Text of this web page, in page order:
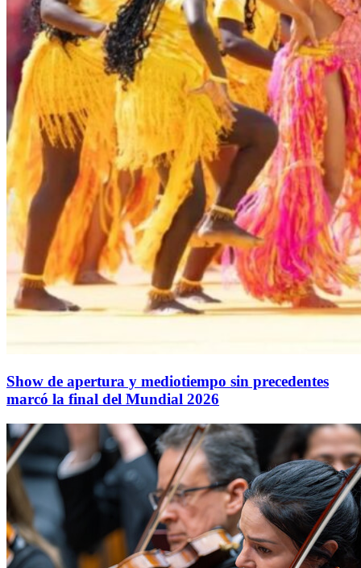
Show de apertura y mediotiempo sin precedentes
marcó la final del Mundial 2026